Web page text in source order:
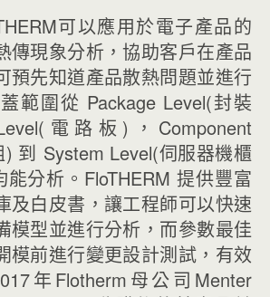
可以應用於電子產品的
傳現象分析，協助客戶在產品
預先知道產品散熱問題並進行
範圍從 Package Level(封裝
電路板)，Component
到 System Level(伺服器機櫃
分析。FloTHERM 提供豐富
及白皮書，讓工程師可以快速
模型並進行分析，而參數最佳
模前進行變更設計測試，有效
年Flotherm母公司Menter